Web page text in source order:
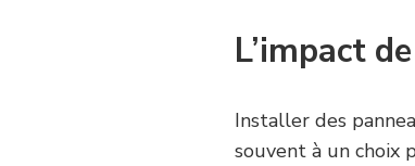
L’impact
Installer des
souvent à un choix